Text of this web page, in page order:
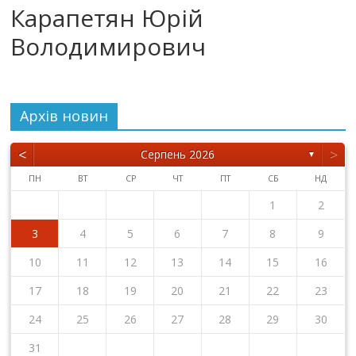
Карапетян Юрій
Володимирович
Архiв новин
< Серпень 2026 ▼ >
ПН ВТ СР ЧТ ПТ СБ НД
1
2
3
4 5 6 7 8
9
10
11 12 13 14 15
16
17
18 19 20 21 22
23
24
25 26 27 28 29
30
31